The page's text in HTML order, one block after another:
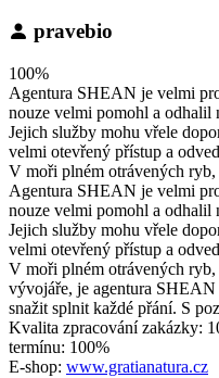
pravebio
100%
Agentura SHEAN je velmi
nouze velmi pomohl a odhalil
Jejich služby mohu vřele
velmi otevřený přístup a
V moři plném otrávených
Agentura SHEAN je velmi
nouze velmi pomohl a odhalil
Jejich služby mohu vřele
velmi otevřený přístup a
V moři plném otrávených
vývojáře, je agentura
snažit splnit každé přání. S
Kvalita zpracování zakázky:
termínu: 100%
E-shop: www.gratianatura.cz